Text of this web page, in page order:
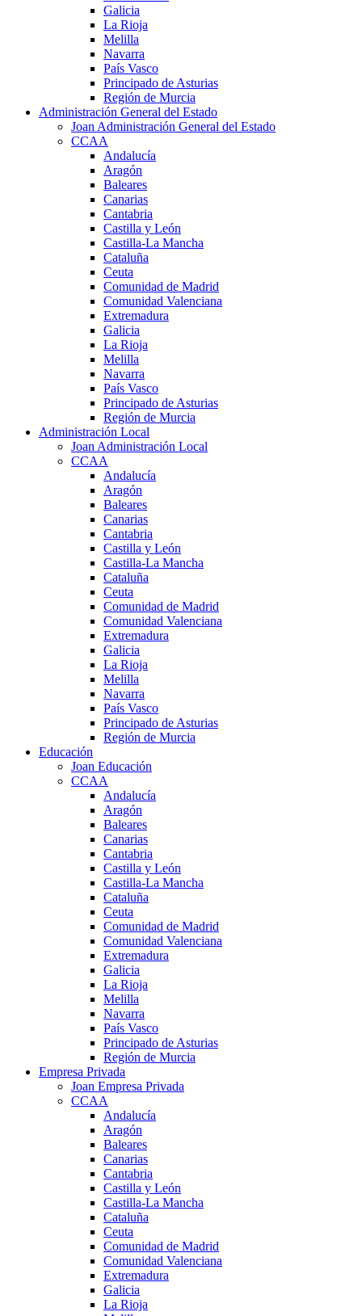
Galicia
La Rioja
Melilla
Navarra
País Vasco
Principado de Asturias
Región de Murcia
Administración General del Estado
Joan Administración General del Estado
CCAA
Andalucía
Aragón
Baleares
Canarias
Cantabria
Castilla y León
Castilla-La Mancha
Cataluña
Ceuta
Comunidad de Madrid
Comunidad Valenciana
Extremadura
Galicia
La Rioja
Melilla
Navarra
País Vasco
Principado de Asturias
Región de Murcia
Administración Local
Joan Administración Local
CCAA
Andalucía
Aragón
Baleares
Canarias
Cantabria
Castilla y León
Castilla-La Mancha
Cataluña
Ceuta
Comunidad de Madrid
Comunidad Valenciana
Extremadura
Galicia
La Rioja
Melilla
Navarra
País Vasco
Principado de Asturias
Región de Murcia
Educación
Joan Educación
CCAA
Andalucía
Aragón
Baleares
Canarias
Cantabria
Castilla y León
Castilla-La Mancha
Cataluña
Ceuta
Comunidad de Madrid
Comunidad Valenciana
Extremadura
Galicia
La Rioja
Melilla
Navarra
País Vasco
Principado de Asturias
Región de Murcia
Empresa Privada
Joan Empresa Privada
CCAA
Andalucía
Aragón
Baleares
Canarias
Cantabria
Castilla y León
Castilla-La Mancha
Cataluña
Ceuta
Comunidad de Madrid
Comunidad Valenciana
Extremadura
Galicia
La Rioja